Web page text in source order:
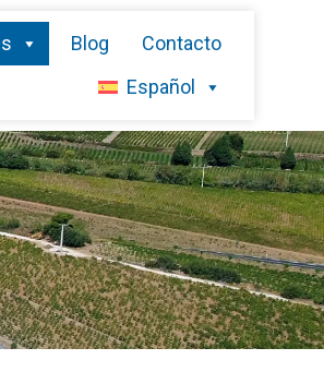
Blog
Contacto
Español